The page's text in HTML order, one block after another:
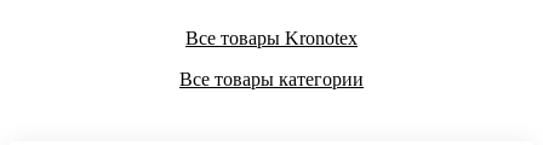
Все товары Kronotex
Все товары категории